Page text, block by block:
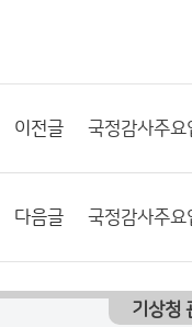
이전글 국정감사주요
다음글 국정감사주요
기상청